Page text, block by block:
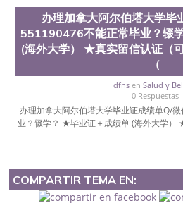
办理加拿大阿尔伯塔大学毕
551190476不能正常毕业？辍
(海外大学） ★真实留信认证（
（
dfnsen Salud y
0 Respuestas
办理加拿大阿尔伯塔大学毕业证成绩单Q/
业？辍学？ ★毕业证＋成绩单 (海外大学）
COMPARTIR TEMA EN: